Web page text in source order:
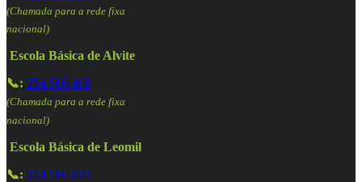
(Chamada para a rede fixa
nacional)
Escola Básica de Alvite
📞: 254 586 409
(Chamada para a rede fixa
nacional)
Escola Básica de Leomil
📞: 254 586 833